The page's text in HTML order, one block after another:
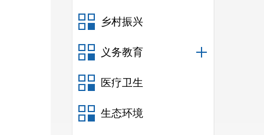
乡村振兴
义务教育
医疗卫生
生态环境